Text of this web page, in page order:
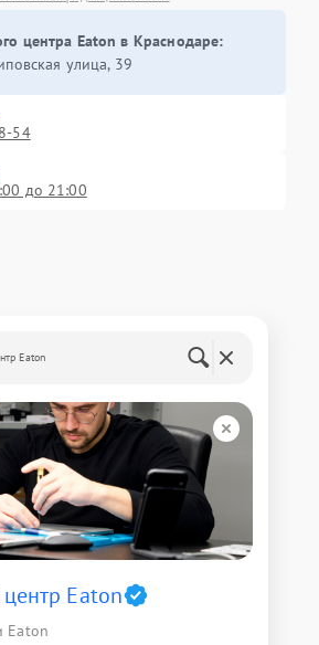
центра Eaton в Краснодаре:
улица, 39
54
до 21:00
Eaton
Eaton
Eaton